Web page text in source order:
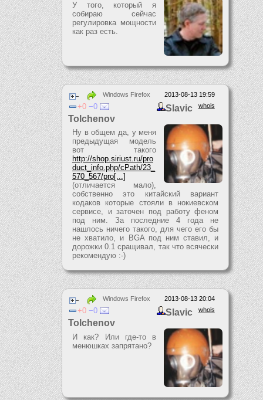
У того, который я
собираю сейчас
регулировка мощности
как раз есть.
2013-08-13 19:59
Windows Firefox
whois
0 0
Slavic
Tolchenov
Ну в общем да, у меня
предыдущая модель
вот такого
http://shop.siriust.ru/pro
duct_info.php/cPath/23_
570_567/pro[...]
(отличается мало),
собственно это китайский вариант
кодаков которые стояли в нокиевском
сервисе, и заточен под работу феном
под ним. За последние 4 года не
нашлось ничего такого, для чего его бы
не хватило, и BGA под ним ставил, и
дорожки 0.1 сращивал, так что всячески
рекомендую :-)
2013-08-13 20:04
Windows Firefox
whois
0 0
Slavic
Tolchenov
И как? Или где-то в
менюшках запрятано?